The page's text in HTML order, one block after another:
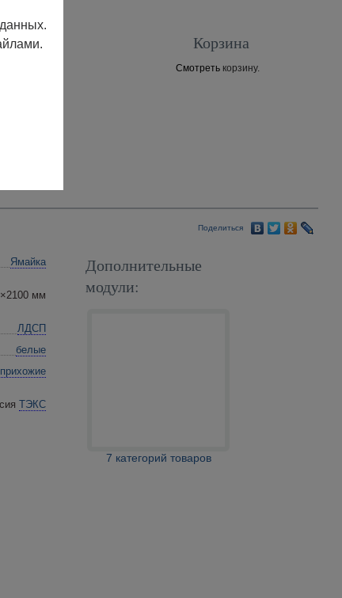
Корзина
Смотреть корзину.
Поделиться
Ямайка
мм
ЛДСП
белые
ТЭКС
Дополнительные
модули:
7 категорий товаров